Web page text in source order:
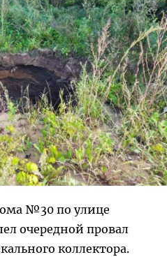
№30 по улице
очередной провал
коллектора.